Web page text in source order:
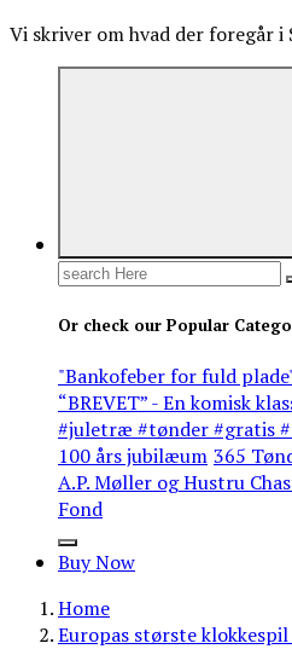
Vi skriver om hvad der foregår
Search
Or check our Popular
"Bankofeber for fuld
“BREVET” - En komisk
#juletræ #tønder #gratis
100 års jubilæum 365
A.P. Møller og Hustru
Fond
Buy Now
Home
Europas største